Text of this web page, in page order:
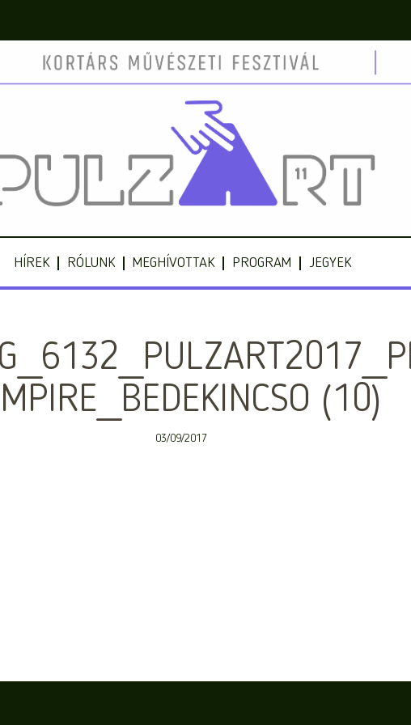
HÍREK RÓLUNK MEGHÍVOTTAK PROGRAM JEGYEK
(10)
03/09/2017